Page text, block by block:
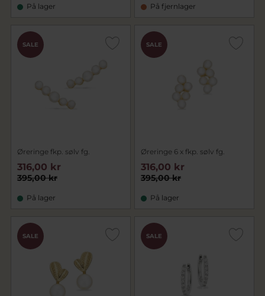
På lager På fjernlager
SALE
Øreringe fkp. sølv fg.
395,00 kr
316,00 kr
På lager
SALE
Øreringe 6 x fkp. sølv fg.
395,00 kr
316,00 kr
På lager
SALE SALE